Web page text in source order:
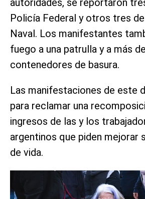
Policía Federal y otros tres
Naval. Los manifestantes
fuego a una patrulla y a más
contenedores de basura.
Las manifestaciones de este
para reclamar una
ingresos de las y los
argentinos que piden mejorar
de vida.